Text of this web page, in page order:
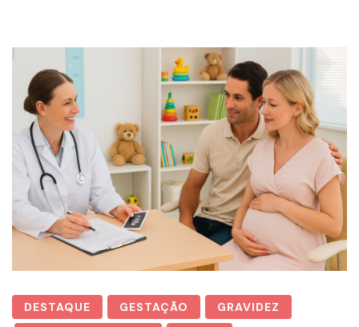
DESTAQUE GESTAÇÃO
GRAVIDEZ